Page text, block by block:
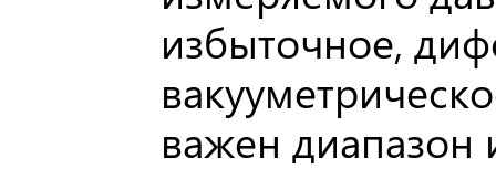
избыточное,
важен диапазон